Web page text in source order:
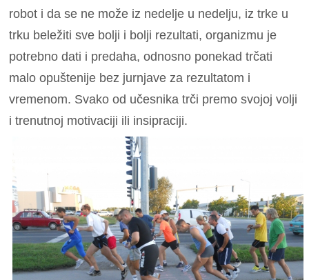
robot i da se ne može iz nedelje u nedelju, iz trke u
trku beležiti sve bolji i bolji rezultati, organizmu je
potrebno dati i predaha, odnosno ponekad trčati
malo opuštenije bez jurnjave za rezultatom i
vremenom. Svako od učesnika trči premo svojoj volji
i trenutnoj motivaciji ili insipraciji.